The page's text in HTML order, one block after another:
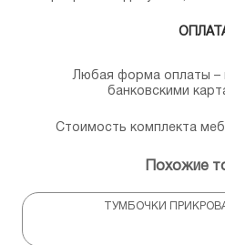
Любая форма оплаты –
банковскими
Стоимость комплекта
Похожие
ТУМБОЧКИ